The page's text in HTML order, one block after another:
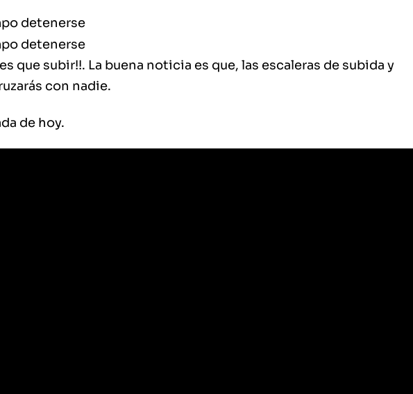
que subir!!. La buena noticia es que, las escaleras de subida y
con nadie.
de hoy.